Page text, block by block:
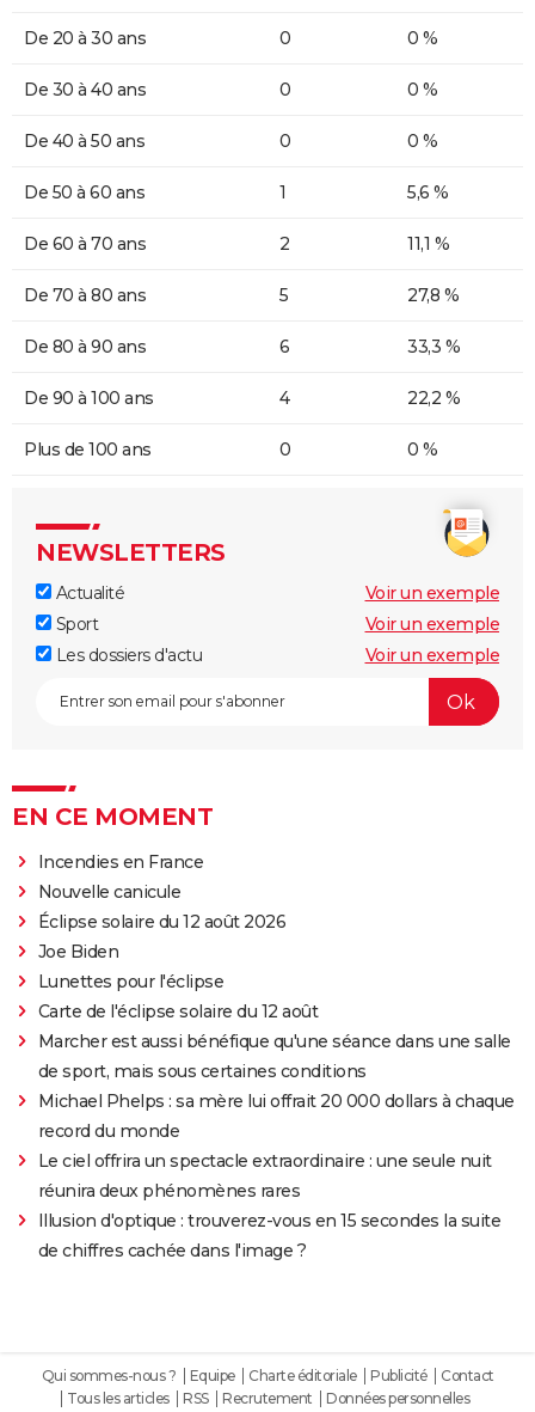
De 20 à 30 ans 0 0 %
De 30 à 40 ans 0 0 %
De 40 à 50 ans 0 0 %
De 50 à 60 ans 1 5,6 %
De 60 à 70 ans 2 11,1 %
De 70 à 80 ans 5 27,8 %
De 80 à 90 ans 6 33,3 %
De 90 à 100 ans 4 22,2 %
Plus de 100 ans 0 0 %
NEWSLETTERS
Actualité
Voir un exemple
Sport
Voir un exemple
Les dossiers d'actu
Voir un exemple
EN CE MOMENT
Incendies en France
Nouvelle canicule
Éclipse solaire du 12 août 2026
Joe Biden
Lunettes pour l'éclipse
Carte de l'éclipse solaire du 12 août
Marcher est aussi bénéfique qu'une séance dans une salle
de sport, mais sous certaines conditions
Michael Phelps : sa mère lui offrait 20 000 dollars à chaque
record du monde
Le ciel offrira un spectacle extraordinaire : une seule nuit
réunira deux phénomènes rares
Illusion d'optique : trouverez-vous en 15 secondes la suite
de chiffres cachée dans l'image ?
Qui sommes-nous ? Equipe Charte éditoriale Publicité
Contact
Tous les articles
RSS Recrutement Données personnelles